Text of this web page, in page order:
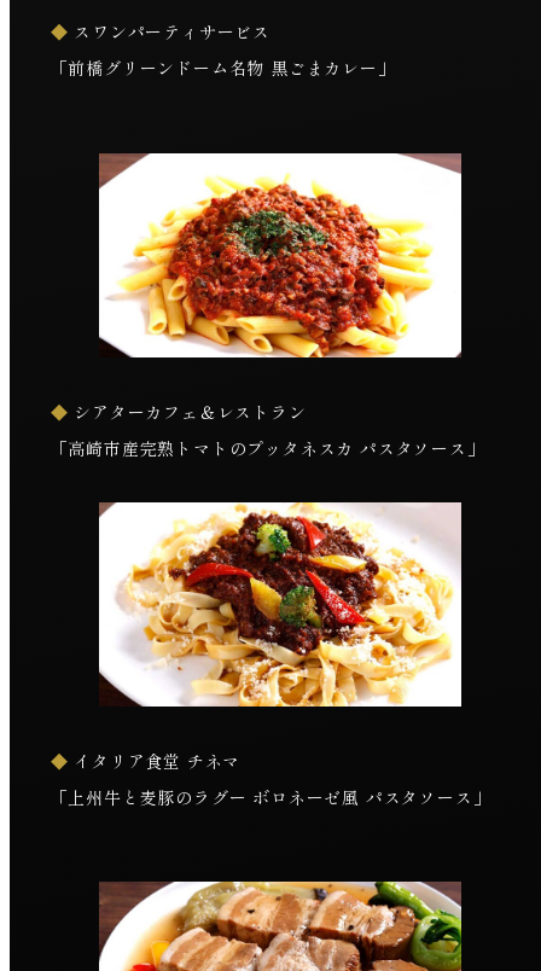
◆ スワンパーティサービス
「前橋グリーンドーム名物 黒ごまカレー」
◆ シアターカフェ＆レストラン
「高崎市産完熟トマトのプッタネスカ パスタソース」
◆ イタリア食堂 チネマ
「上州牛と麦豚のラグー ボロネーゼ風 パスタソース」